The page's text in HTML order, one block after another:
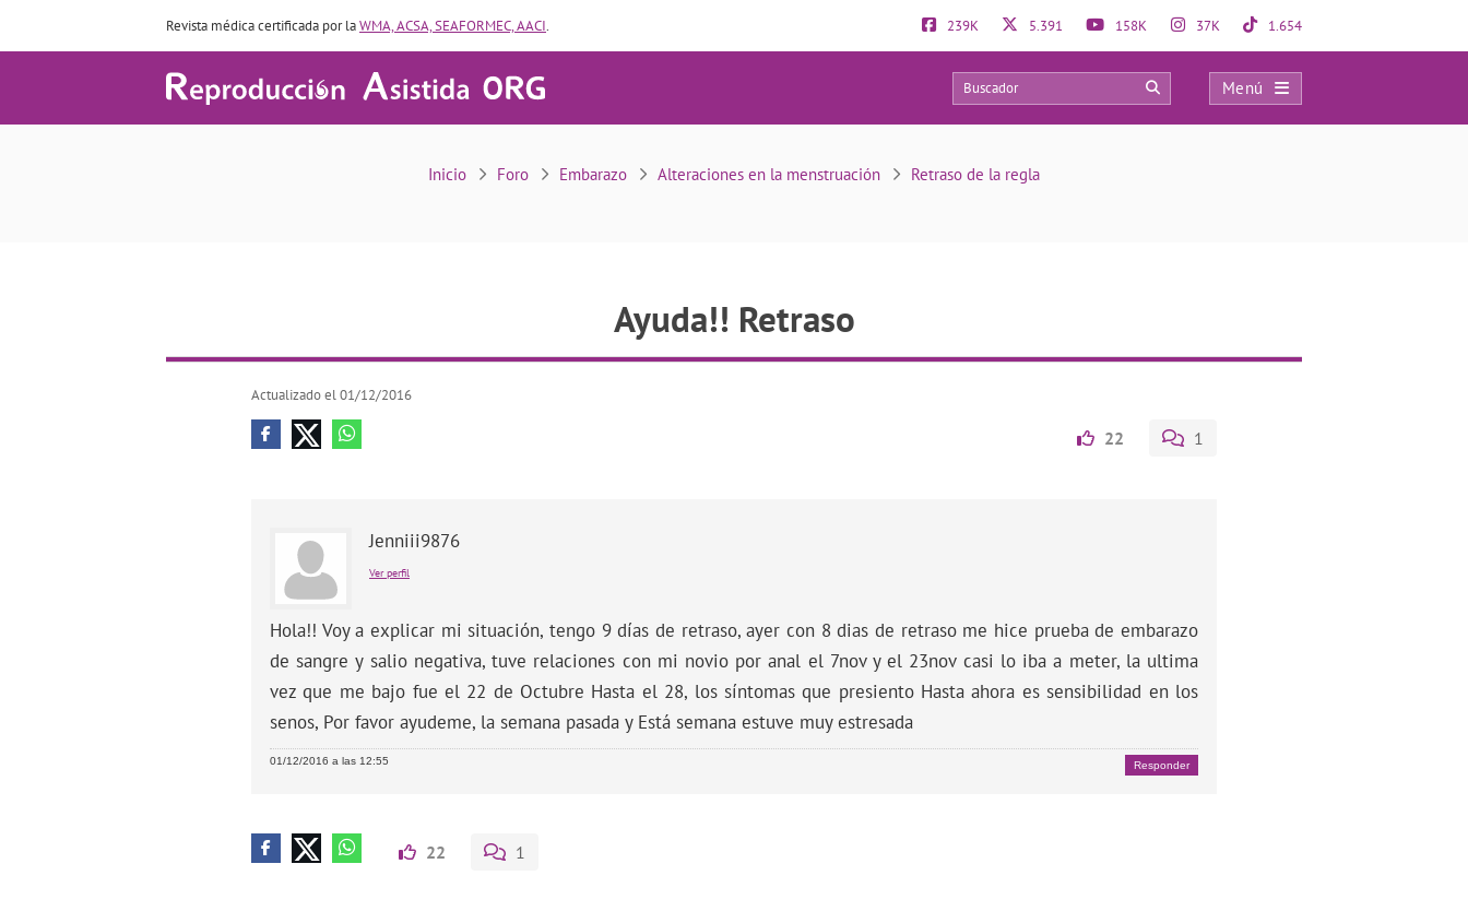
Revista médica certificada por laWMA, ACSA, SEAFORMEC, AACI. 239K 5.391 158K 37K 1.654
Menú
Ayuda!! Retraso
21 0
Inicio Foro Embarazo Alteraciones en la menstruación Retraso de la regla
Ayuda!! Retraso
Actualizado el 01/12/2016
22 1
Jenniii9876
Ver perfil
Hola!! Voy a explicar mi situación, tengo 9 días de retraso, ayer con 8 dias de retraso me hice prueba de embarazo
de sangre y salio negativa, tuve relaciones con mi novio por anal el 7nov y el 23nov casi lo iba a meter, la ultima
vez que me bajo fue el 22 de Octubre Hasta el 28, los síntomas que presiento Hasta ahora es sensibilidad en los
senos, Por favor ayudeme, la semana pasada y Está semana estuve muy estresada
01/12/2016 a las 12:55 Responder
22 1